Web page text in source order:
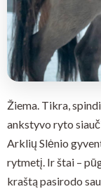
Žiema. Tikra,
ankstyvo ryto
Arklių Slėnio
rytmetį. Ir štai –
kraštą pasirodo